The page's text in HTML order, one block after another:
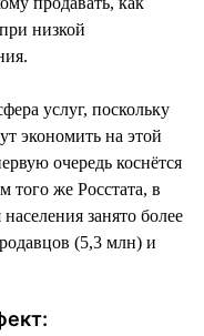
низкой
услуг, поскольку
экономить на этой
очередь коснётся
же Росстата, в
занято более
(5,3 млн) и